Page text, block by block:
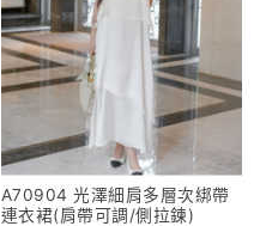
A70904 光澤細肩多層次綁帶
連衣裙(肩帶可調/側拉鍊)